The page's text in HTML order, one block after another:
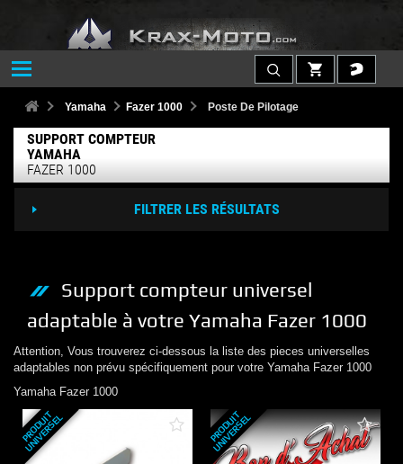
Yamaha Fazer 1000 Poste De Pilotage
SUPPORT COMPTEUR
YAMAHA
FAZER 1000
FILTRER LES RÉSULTATS
Support compteur universel
adaptable à votre Yamaha Fazer 1000
Attention, Vous trouverez ci-dessous la liste des pieces universelles
adaptables non prévu spécifiquement pour votre Yamaha Fazer 1000
Yamaha Fazer 1000
P
R
O
D
U
I
T
U
N
I
V
E
R
S
E
L P
R
O
D
U
I
T
U
N
I
V
E
R
S
E
L